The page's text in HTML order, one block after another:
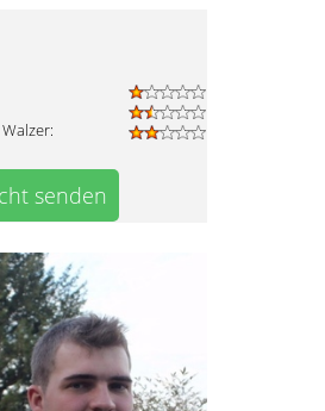
senden